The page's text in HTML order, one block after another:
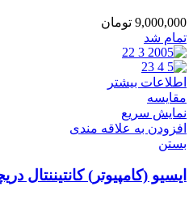
9,000,000 تومان
تمام شد
اطلاعات بیشتر
مقایسه
نمایش سریع
افزودن به علاقه مندی
بستن
ایسیو (کامپیوتر) کانتیننتال